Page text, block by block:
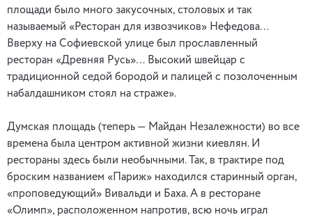
площади было много закусочных, столовых и так
называемый «Ресторан для извозчиков» Нефедова…
Вверху на Софиевской улице был прославленный
ресторан «Древняя Русь»… Высокий швейцар с
традиционной седой бородой и палицей с позолоченным
набалдашником стоял на страже».
Думская площадь (теперь — Майдан Незалежности) во все
времена была центром активной жизни киевлян. И
рестораны здесь были необычными. Так, в трактире под
броским названием «Париж» находился старинный орган,
«проповедующий» Вивальди и Баха. А в ресторане
«Олимп», расположенном напротив, всю ночь играл